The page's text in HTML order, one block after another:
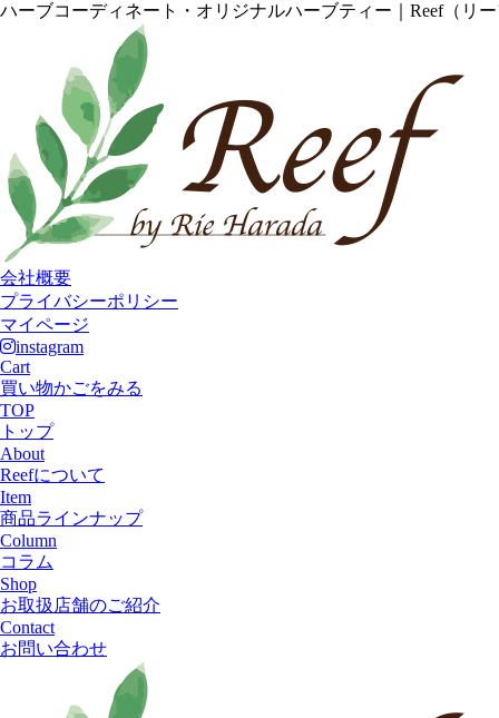
ハーブコーディネート・オリジナルハーブティー｜Reef（リ
会社概要
プライバシーポリシー
マイページ
instagram
Cart
買い物かごをみる
TOP
トップ
About
Reefについて
Item
商品ラインナップ
Column
コラム
Shop
お取扱店舗のご紹介
Contact
お問い合わせ